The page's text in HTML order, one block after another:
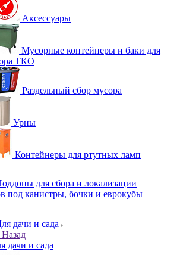
Аксессуары
Мусорные контейнеры и баки для
ТКО
Раздельный сбор мусора
Урны
Контейнеры для ртутных ламп
для сбора и локализации
под канистры, бочки и еврокубы
дачи и сада
Назад
дачи и сада